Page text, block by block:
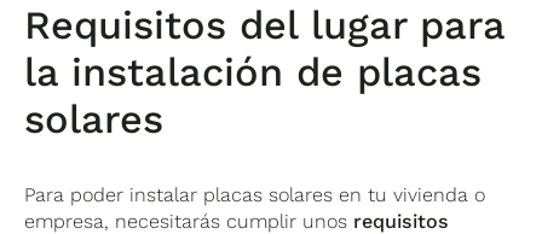
Requisitos del lugar para
la instalación de placas
solares
Para poder instalar placas solares en tu vivienda o
empresa, necesitarás cumplir unos requisitos